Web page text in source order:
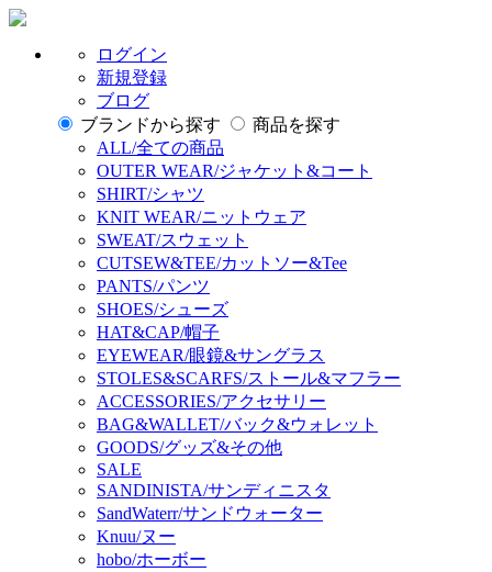
ログイン
新規登録
ブログ
ブランドから探す
商品を探す
ALL/全ての商品
OUTER WEAR/ジャケット&コート
SHIRT/シャツ
KNIT WEAR/ニットウェア
SWEAT/スウェット
CUTSEW&TEE/カットソー&Tee
PANTS/パンツ
SHOES/シューズ
HAT&CAP/帽子
EYEWEAR/眼鏡&サングラス
STOLES&SCARFS/ストール&マフラー
ACCESSORIES/アクセサリー
BAG&WALLET/バック&ウォレット
GOODS/グッズ&その他
SALE
SANDINISTA/サンディニスタ
SandWaterr/サンドウォーター
Knuu/ヌー
hobo/ホーボー